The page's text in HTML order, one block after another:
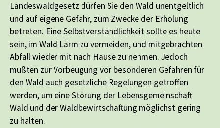
Landeswaldgesetz dürfen Sie den Wald unentgeltlich
und auf eigene Gefahr, zum Zwecke der Erholung
betreten. Eine Selbstverständlichkeit sollte es heute
sein, im Wald Lärm zu vermeiden, und mitgebrachten
Abfall wieder mit nach Hause zu nehmen. Jedoch
mußten zur Vorbeugung vor besonderen Gefahren für
den Wald auch gesetzliche Regelungen getroffen
werden, um eine Störung der Lebensgemeinschaft
Wald und der Waldbewirtschaftung möglichst gering
zu halten.